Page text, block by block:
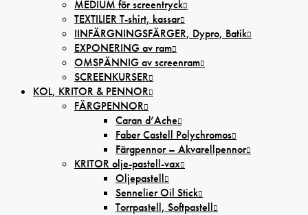
MEDIUM för screentryck
TEXTILIER T-shirt, kassar
IINFÄRGNINGSFÄRGER, Dypro, Batik
EXPONERING av ram
OMSPÄNNIG av screenram
SCREENKURSER
KOL, KRITOR & PENNOR
FÄRGPENNOR
Caran d’Ache
Faber Castell Polychromos
Färgpennor – Akvarellpennor
KRITOR olje-pastell-vax
Oljepastell
Sennelier Oil Stick
Torrpastell, Softpastell